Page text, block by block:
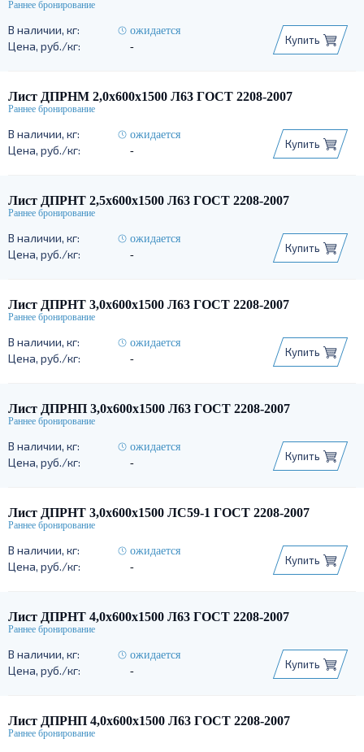
ожидается
-
Купить
Лист ДПРНМ 2,0х600х1500 Л63 ГОСТ 2208-2007
ожидается
-
Купить
Лист ДПРНТ 2,5х600х1500 Л63 ГОСТ 2208-2007
ожидается
-
Купить
Лист ДПРНТ 3,0х600х1500 Л63 ГОСТ 2208-2007
ожидается
-
Купить
Лист ДПРНП 3,0х600х1500 Л63 ГОСТ 2208-2007
ожидается
-
Купить
Лист ДПРНТ 3,0х600х1500 ЛС59-1 ГОСТ 2208-2007
ожидается
-
Купить
Лист ДПРНТ 4,0х600х1500 Л63 ГОСТ 2208-2007
ожидается
-
Купить
Лист ДПРНП 4,0х600х1500 Л63 ГОСТ 2208-2007